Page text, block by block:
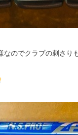
のでクラブの刺さり